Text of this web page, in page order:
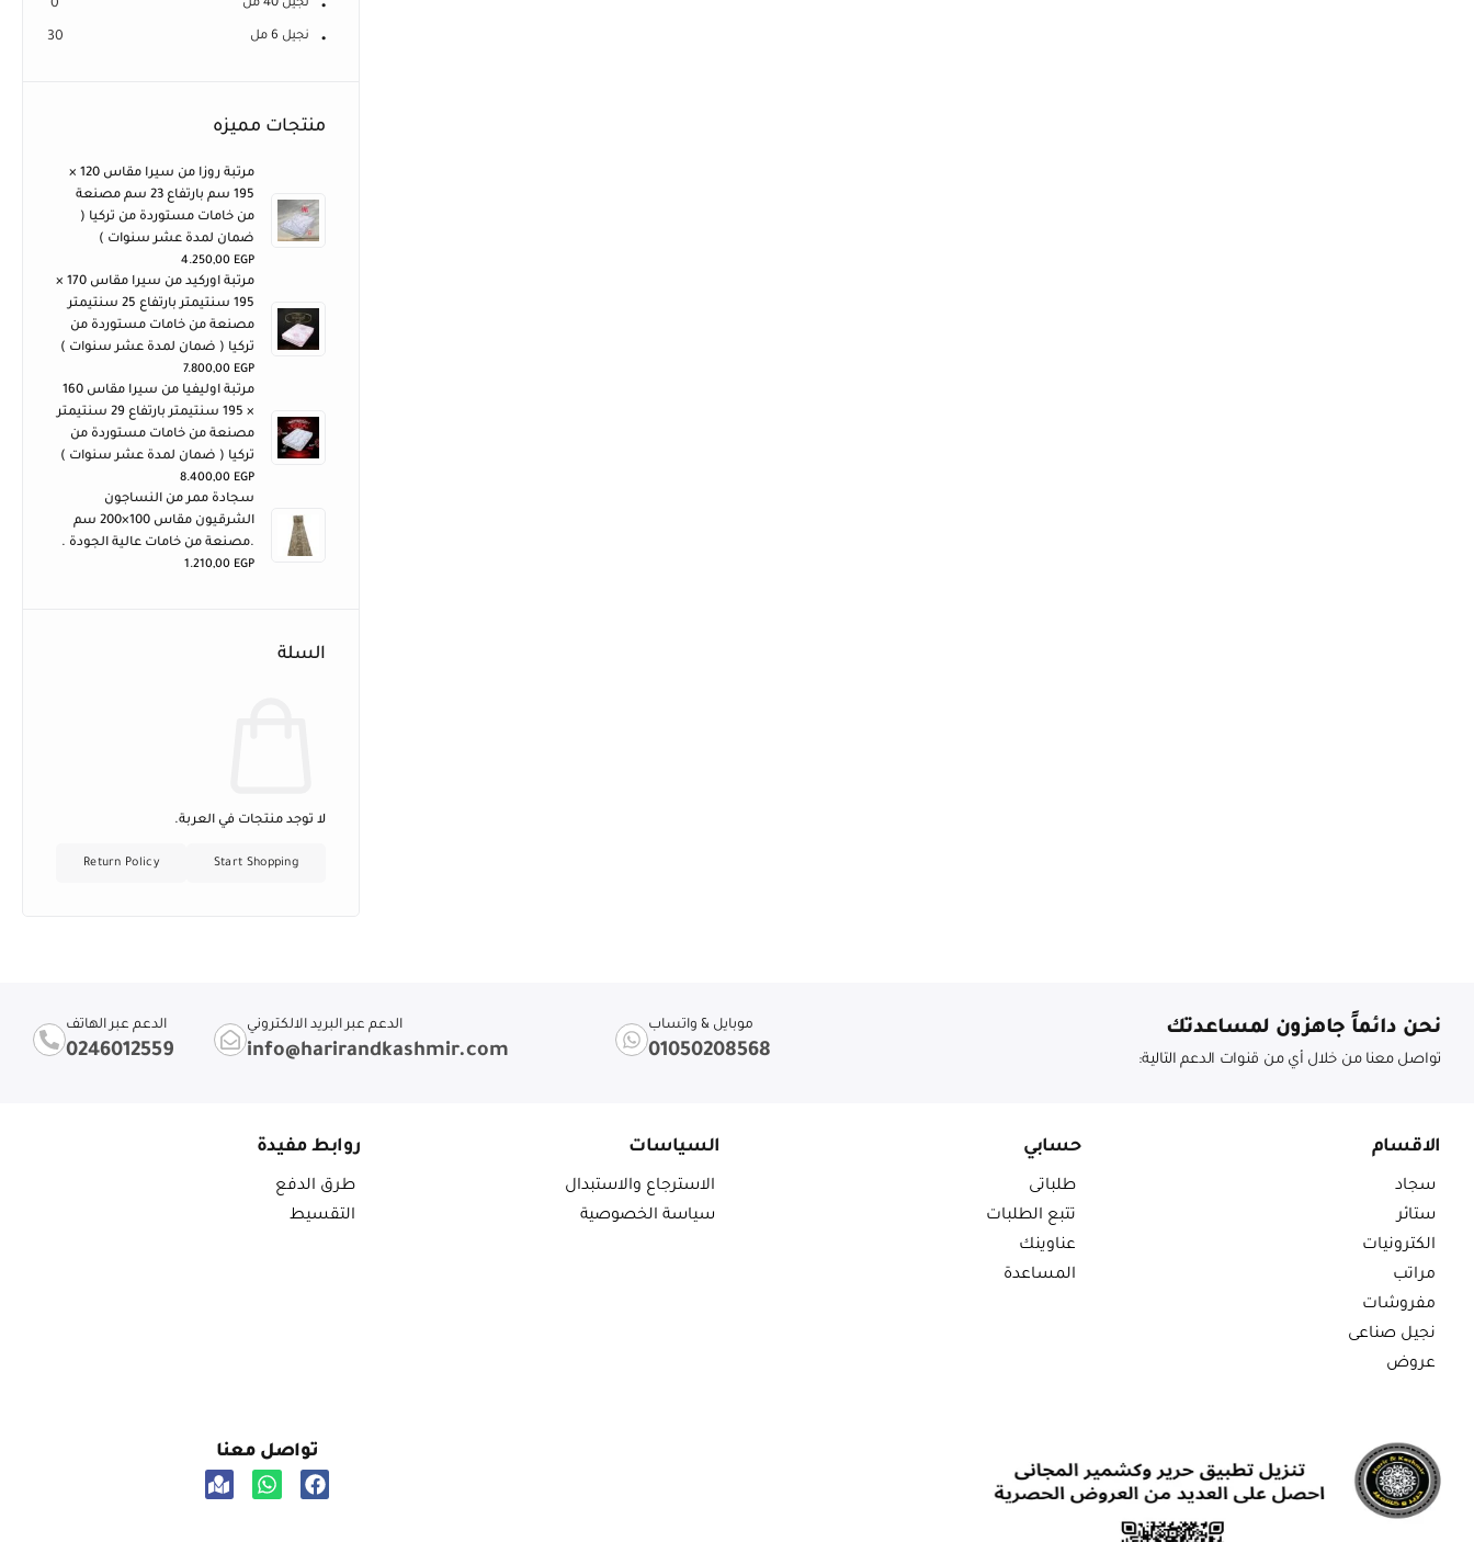
نجيل 40 مل 0
نجيل 6 مل 30
منتجات مميزه
مرتبة روزا من سيرا مقاس 120 ×
195 سم بارتفاع 23 سم مصنعة
من خامات مستوردة من تركيا (
ضمان لمدة عشر سنوات )
4.250,00 EGP
مرتبة اوركيد من سيرا مقاس 170 ×
195 سنتيمتر بارتفاع 25 سنتيمتر
مصنعة من خامات مستوردة من
تركيا ( ضمان لمدة عشر سنوات )
7.800,00 EGP
مرتبة اوليفيا من سيرا مقاس 160
× 195 سنتيمتر بارتفاع 29 سنتيمتر
مصنعة من خامات مستوردة من
تركيا ( ضمان لمدة عشر سنوات )
8.400,00 EGP
سجادة ممر من النساجون
الشرقيون مقاس 100×200 سم
.مصنعة من خامات عالية الجودة .
1.210,00 EGP
السلة
لا توجد منتجات في العربة.
Start Shopping
Return Policy
نحن دائماً جاهزون لمساعدتك
تواصل معنا من خلال أي من قنوات الدعم التالية:
موبايل & واتساب
01050208568
الدعم عبر البريد الالكتروني
info@harirandkashmir.com
الدعم عبر الهاتف
0246012559
الاقسام
سجاد
ستائر
الكترونيات
مراتب
مفروشات
نجيل صناعى
عروض
حسابي
طلباتى
تتبع الطلبات
عناوينك
المساعدة
السياسات
الاسترجاع والاستبدال
سياسة الخصوصية
روابط مفيدة
طرق الدفع
التقسيط
تواصل معنا